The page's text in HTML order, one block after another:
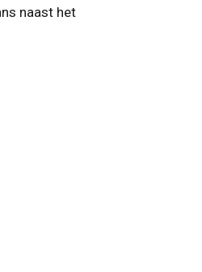
naast het